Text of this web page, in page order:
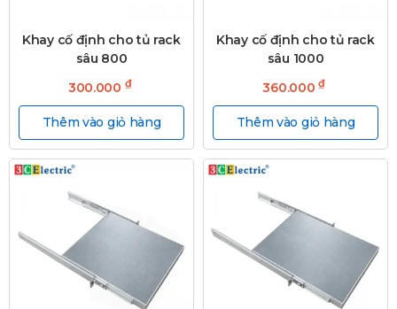
Khay cố định cho tủ rack
sâu 800
300.000 ₫
Thêm vào giỏ hàng
Khay cố định cho tủ rack
sâu 1000
360.000₫
Thêm vào giỏ hàng